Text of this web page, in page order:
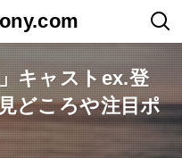
キャストex.登
どころや注目ポ